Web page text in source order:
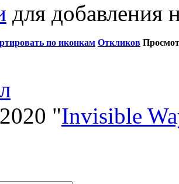
для добавления
Откликов
"Invisible